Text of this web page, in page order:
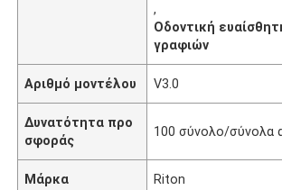
,
Οδοντική
γραφιών
Αριθμό μοντέλου V3.0
Δυνατότητα προ
σφοράς
100 σύνολο/σύνολα
Μάρκα Riton